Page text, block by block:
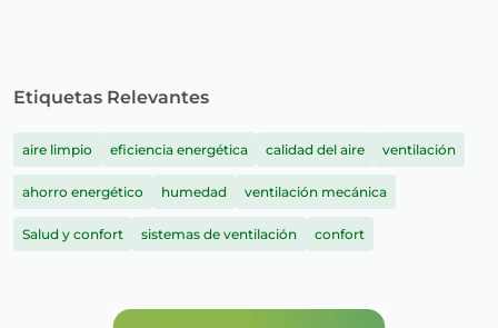
Etiquetas Relevantes
aire limpio eficiencia energética calidad del aire ventilación
ahorro energético humedad ventilación mecánica
Salud y confort sistemas de ventilación confort